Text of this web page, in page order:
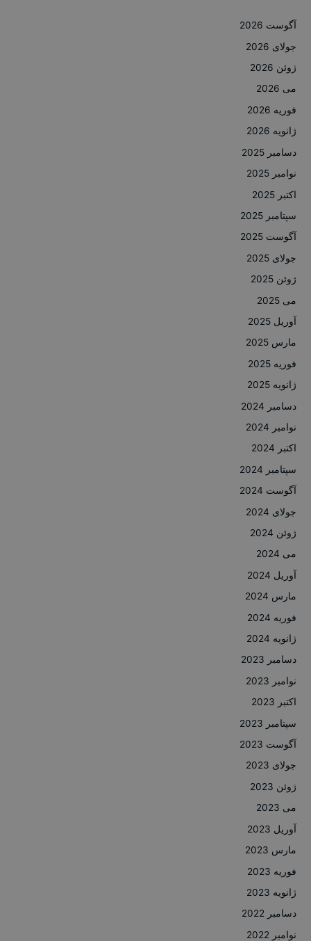
آگوست 2026
جولای 2026
ژوئن 2026
می 2026
فوریه 2026
ژانویه 2026
دسامبر 2025
نوامبر 2025
اکتبر 2025
سپتامبر 2025
آگوست 2025
جولای 2025
ژوئن 2025
می 2025
آوریل 2025
مارس 2025
فوریه 2025
ژانویه 2025
دسامبر 2024
نوامبر 2024
اکتبر 2024
سپتامبر 2024
آگوست 2024
جولای 2024
ژوئن 2024
می 2024
آوریل 2024
مارس 2024
فوریه 2024
ژانویه 2024
دسامبر 2023
نوامبر 2023
اکتبر 2023
سپتامبر 2023
آگوست 2023
جولای 2023
ژوئن 2023
می 2023
آوریل 2023
مارس 2023
فوریه 2023
ژانویه 2023
دسامبر 2022
نوامبر 2022